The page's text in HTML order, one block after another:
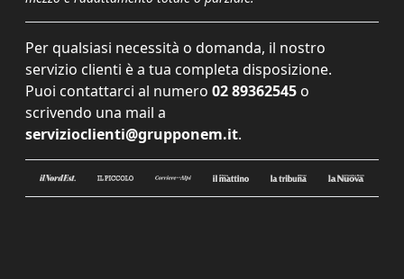
Per qualsiasi necessità o domanda, il nostro
servizio clienti è a tua completa disposizione.
Puoi contattarci al numero 02 89362545 o
scrivendo una mail a
servizioclienti@grupponem.it.